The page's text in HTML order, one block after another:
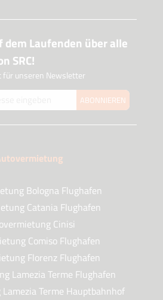
dem Laufenden über alle
SRC!
für unseren Newsletter
ABONNIEREN
Bologna Flughafen
Catania Flughafen
Cinisi
Comiso Flughafen
Florenz Flughafen
Lamezia Terme Flughafen
Terme Hauptbahnhof